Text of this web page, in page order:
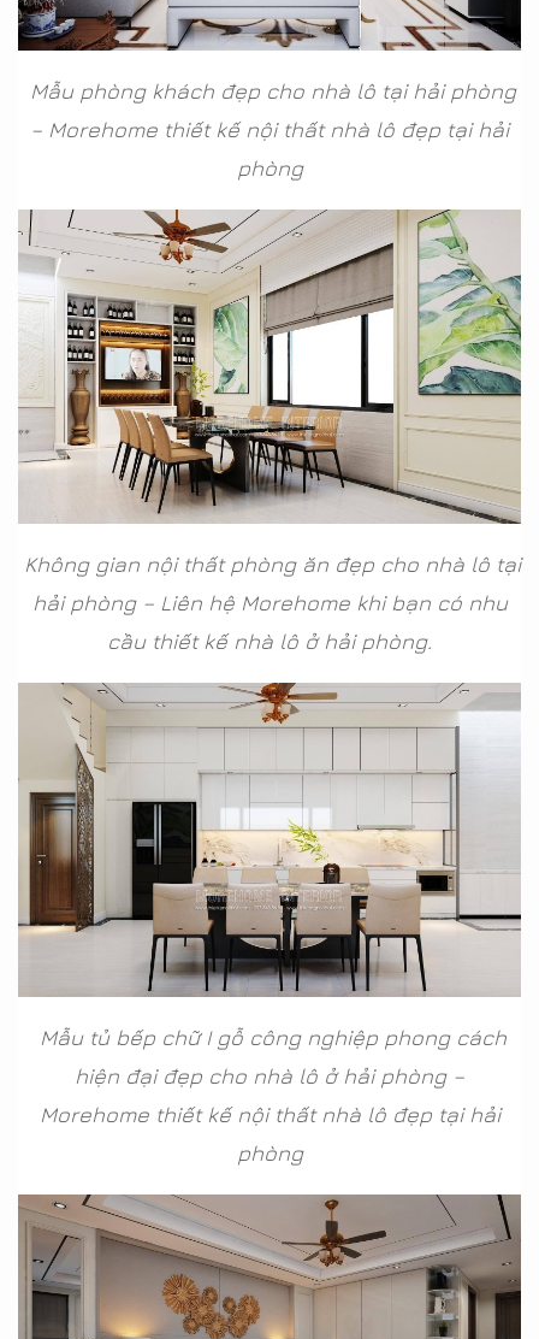
Mẫu phòng khách đẹp cho nhà lô tại hải phòng
– Morehome thiết kế nội thất nhà lô đẹp tại hải
phòng
Không gian nội thất phòng ăn đẹp cho nhà lô tại
hải phòng – Liên hệ Morehome khi bạn có nhu
cầu thiết kế nhà lô ở hải phòng.
Mẫu tủ bếp chữ I gỗ công nghiệp phong cách
hiện đại đẹp cho nhà lô ở hải phòng –
Morehome thiết kế nội thất nhà lô đẹp tại hải
phòng